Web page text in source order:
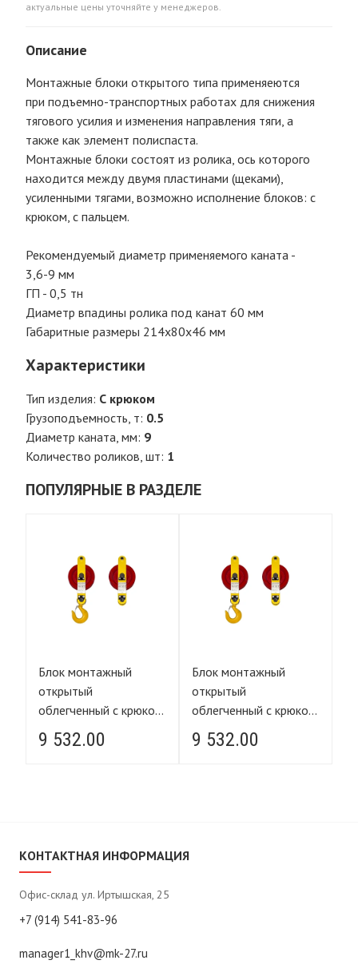
актуальные цены уточняйте у менеджеров.
Описание
Монтажные блоки открытого типа применяеются
при подъемно-транспортных работах для снижения
тягового усилия и изменения направления тяги, а
также как элемент полиспаста.
Монтажные блоки состоят из ролика, ось которого
находится между двумя пластинами (щеками),
усиленными тягами, возможно исполнение блоков: с
крюком, с пальцем.
Рекомендуемый диаметр применяемого каната -
3,6-9 мм
ГП - 0,5 тн
Диаметр впадины ролика под канат 60 мм
Габаритные размеры 214х80х46 мм
Характеристики
Тип изделия: С крюком
Грузоподъемность, т: 0.5
Диаметр каната, мм: 9
Количество роликов, шт: 1
ПОПУЛЯРНЫЕ В РАЗДЕЛЕ
Блок монтажный
открытый
облегченный с крюком
1,6 тн Гп Б-1,6-0,3 (01)
9 532.00
Блок монтажный
открытый
облегченный с крюком
1,6 тн Гп Б-1,6-0,3 (01)
9 532.00
КОНТАКТНАЯ ИНФОРМАЦИЯ
Офис-склад ул. Иртышская, 25
+7 (914) 541-83-96
manager1_khv@mk-27.ru